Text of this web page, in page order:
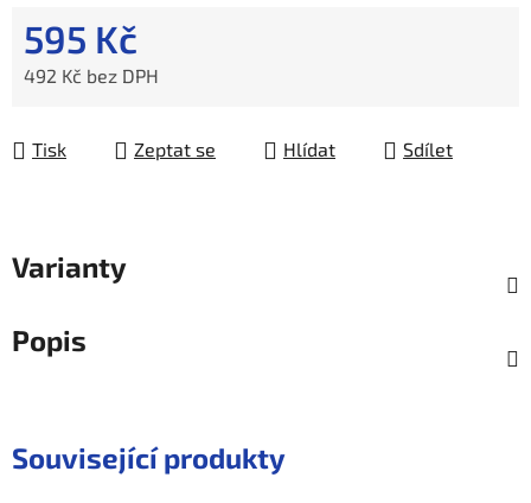
595 Kč
492 Kč bez DPH
Tisk
Zeptat se Hlídat Sdílet
Varianty
Popis
Související produkty